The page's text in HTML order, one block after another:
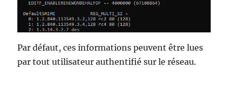
Par défaut, ces informations peuvent être lues
par tout utilisateur authentifié sur le réseau.